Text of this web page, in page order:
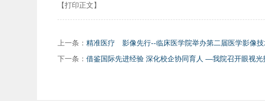
【打印正文】
上一条： 精准医疗 影像先行--临床医学院举办第二届医学影像
下一条： 借鉴国际先进经验 深化校企协同育人 —我院召开眼视